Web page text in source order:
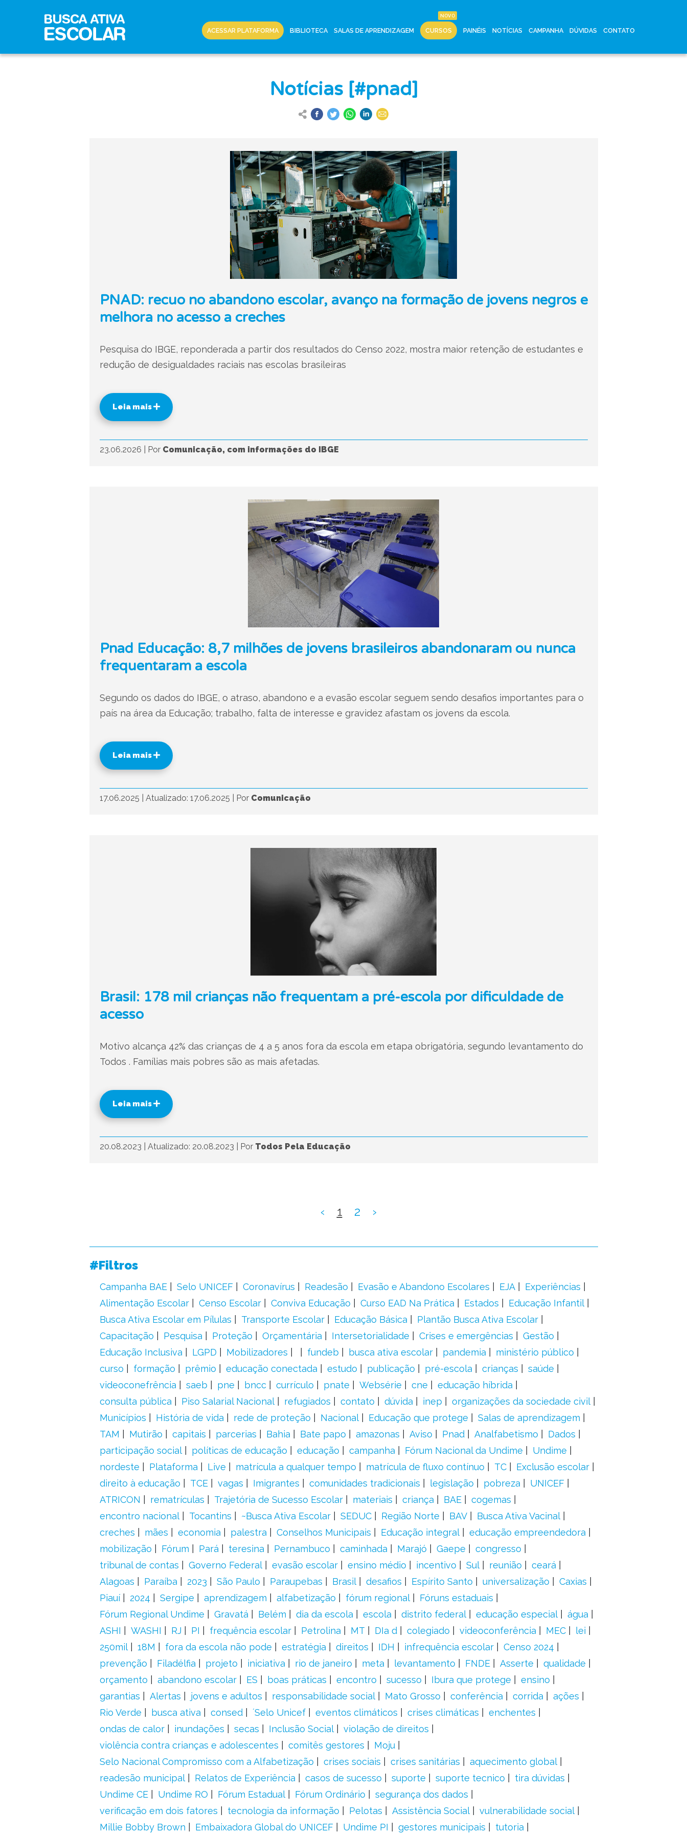
ACESSAR PLATAFORMA BIBLIOTECA SALAS DE APRENDIZAGEM CURSOS PAINÉIS NOTÍCIAS CAMPANHA DÚVIDAS CONTATO
Notícias [#pnad]
PNAD: recuo no abandono escolar, avanço na formação de jovens negros e
melhora no acesso a creches
Pesquisa do IBGE, reponderada a partir dos resultados do Censo 2022, mostra maior retenção de estudantes e
redução de desigualdades raciais nas escolas brasileiras
Leia mais
23.06.2026 Por Comunicação, com informações do IBGE
Pnad Educação: 8,7 milhões de jovens brasileiros abandonaram ou nunca
frequentaram a escola
Segundo os dados do IBGE, o atraso, abandono e a evasão escolar seguem sendo desafios importantes para o
país na área da Educação; trabalho, falta de interesse e gravidez afastam os jovens da escola.
Leia mais
17.06.2025 Atualizado: 17.06.2025 Por Comunicação
Brasil: 178 mil crianças não frequentam a pré-escola por dificuldade de
acesso
Motivo alcança 42% das crianças de 4 a 5 anos fora da escola em etapa obrigatória, segundo levantamento do
Todos . Famílias mais pobres são as mais afetadas.
Leia mais
20.08.2023 Atualizado: 20.08.2023 Por Todos Pela Educação
‹ 1 2 ›
#Filtros
Campanha BAE Selo UNICEF Coronavírus Readesão Evasão e Abandono Escolares EJA
Experiências
Alimentação Escolar
Censo Escolar Conviva Educação Curso EAD Na Prática Estados
Educação Infantil
Busca Ativa Escolar em Pílulas
Transporte Escolar Educação Básica
Plantão Busca Ativa Escolar
Capacitação
Pesquisa Proteção Orçamentária Intersetorialidade Crises e emergências
Gestão
Educação Inclusiva
LGPD Mobilizadores fundeb busca ativa escolar pandemia
ministério público
curso
formação prêmio educação conectada estudo publicação pré-escola crianças
saúde
videoconefrência
saeb pne bncc currículo pnate Websérie cne
educação híbrida
consulta pública
Piso Salarial Nacional refugiados contato dúvida inep
organizações da sociedade civil
Municípios
História de vida rede de proteção Nacional Educação que protege
Salas de aprendizagem
TAM
Mutirão capitais parcerias Bahia Bate papo amazonas Aviso Pnad Analfabetismo
Dados
participação social
políticas de educação educação campanha Fórum Nacional da Undime
Undime
nordeste
Plataforma Live matrícula a qualquer tempo matrícula de fluxo contínuo TC
Exclusão escolar
direito à educação
TCE vagas Imigrantes comunidades tradicionais legislação pobreza
UNICEF
ATRICON
rematrículas Trajetória de Sucesso Escolar materiais criança BAE
cogemas
encontro nacional
Tocantins ~Busca Ativa Escolar SEDUC Região Norte BAV
Busca Ativa Vacinal
creches
mães economia palestra Conselhos Municipais Educação integral
educação empreendedora
mobilização
Fórum Pará teresina Pernambuco caminhada Marajó Gaepe
congresso
tribunal de contas
Governo Federal evasão escolar ensino médio incentivo Sul reunião
ceará
Alagoas
Paraíba 2023 São Paulo Paraupebas Brasil desafios Espírito Santo universalização
Caxias
Piauí
2024 Sergipe aprendizagem alfabetização fórum regional
Fóruns estaduais
Fórum Regional Undime
Gravatá Belém dia da escola escola distrito federal educação especial
água
ASHI
WASHI RJ PI frequência escolar Petrolina MT DIa d colegiado videoconferência MEC
lei
250mil
18M fora da escola não pode estratégia direitos IDH infrequência escolar
Censo 2024
prevenção
Filadélfia projeto iniciativa rio de janeiro meta levantamento FNDE Asserte
qualidade
orçamento
abandono escolar ES boas práticas encontro sucesso Ibura que protege
ensino
garantias
Alertas jovens e adultos responsabilidade social Mato Grosso conferência corrida
ações
Rio Verde
busca ativa consed ´Selo Unicef eventos climáticos crises climáticas
enchentes
ondas de calor
inundações secas Inclusão Social
violação de direitos
violência contra crianças e adolescentes
comitês gestores
Moju
Selo Nacional Compromisso com a Alfabetização
crises sociais crises sanitárias
aquecimento global
readesão municipal
Relatos de Experiência casos de sucesso suporte suporte tecnico
tira dúvidas
Undime CE
Undime RO Fórum Estadual Fórum Ordinário
segurança dos dados
verificação em dois fatores
tecnologia da informação Pelotas Assistência Social
vulnerabilidade social
Millie Bobby Brown
Embaixadora Global do UNICEF Undime PI gestores municipais tutoria